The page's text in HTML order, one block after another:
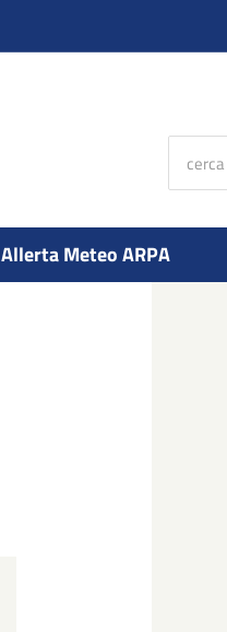
Allerta Meteo ARPA